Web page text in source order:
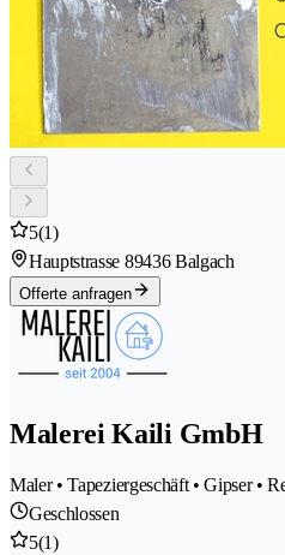
5(1)
Hauptstrasse 89436 Balgach
Offerte anfragen
Malerei Kaili GmbH
Maler • Tapeziergeschäft • Gipser •
Geschlossen
5(1)